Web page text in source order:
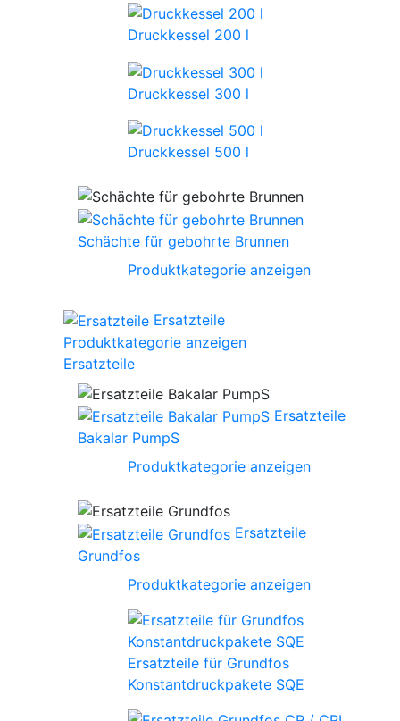
Druckkessel 200 l
Druckkessel 300 l
Druckkessel 500 l
Schächte für gebohrte Brunnen
Produktkategorie anzeigen
Ersatzteile
Produktkategorie anzeigen
Ersatzteile
Ersatzteile
Bakalar PumpS
Produktkategorie anzeigen
Ersatzteile
Grundfos
Produktkategorie anzeigen
Ersatzteile für Grundfos
Konstantdruckpakete SQE